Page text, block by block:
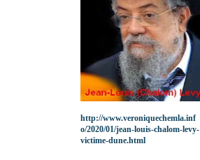
http://www.veroniquechemla.inf
o/2020/01/jean-louis-chalom-levy-
victime-dune.html